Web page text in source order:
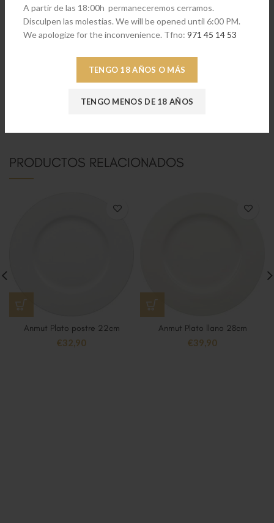
A partir de las 18:00h permaneceremos cerramos.
Disculpen las molestias. We will be opened until 6:00 PM.
We apologize for the inconvenience. Tfno: 971 45 14 53
TENGO 18 AÑOS O MÁS
TENGO MENOS DE 18 AÑOS
PRODUCTOS RELACIONADOS
Anmut Plato postre 22cm
€32,90
Anmut Plato llano 28cm
€39,90